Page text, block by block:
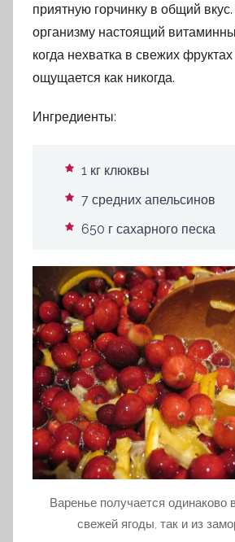
приятную горчинку в общий
организму настоящий
когда нехватка в свежих
ощущается как никогда.
Ингредиенты:
1 кг клюквы
7 средних апельсинов
650 г сахарного песка
Варенье получается одинаково
свежей ягоды, так и из